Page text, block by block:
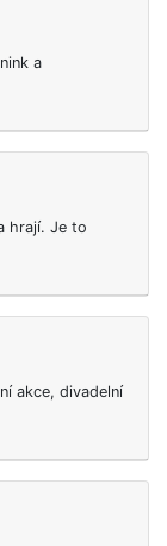
a
hrají. Je to
akce, divadelní